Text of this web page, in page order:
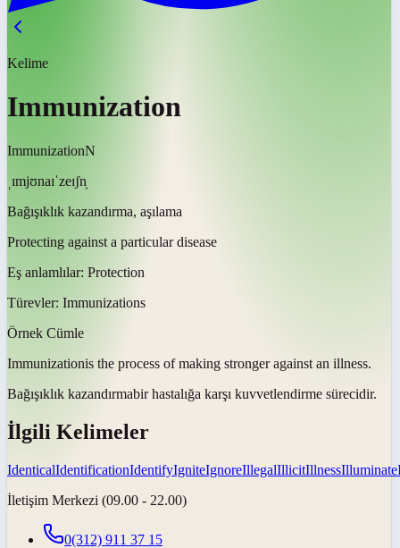
Kelime
Immunization
ImmunizationN
ˌɪmjʊnaɪˈzeɪʃn̩
Bağışıklık kazandırma, aşılama
Protecting against a particular disease
Eş anlamlılar: Protection
Türevler: Immunizations
Örnek Cümle
Immunizationis the process of making stronger against an illness.
Bağışıklık kazandırmabir hastalığa karşı kuvvetlendirme sürecidir.
İlgili Kelimeler
IdenticalIdentificationIdentifyIgniteIgnoreIllegalIllicitIllnessIlluminate
İletişim Merkezi (09.00 - 22.00)
0(312) 911 37 15